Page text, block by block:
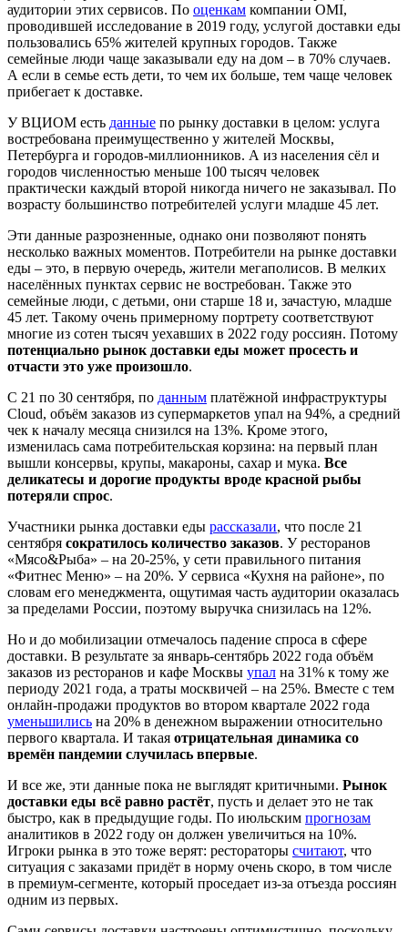
аудитории этих сервисов. По оценкам компании OMI,
проводившей исследование в 2019 году, услугой доставки еды
пользовались 65% жителей крупных городов. Также
семейные люди чаще заказывали еду на дом – в 70% случаев.
А если в семье есть дети, то чем их больше, тем чаще человек
прибегает к доставке.
У ВЦИОМ есть данные по рынку доставки в целом: услуга
востребована преимущественно у жителей Москвы,
Петербурга и городов-миллионников. А из населения сёл и
городов численностью меньше 100 тысяч человек
практически каждый второй никогда ничего не заказывал. По
возрасту большинство потребителей услуги младше 45 лет.
Эти данные разрозненные, однако они позволяют понять
несколько важных моментов. Потребители на рынке доставки
еды – это, в первую очередь, жители мегаполисов. В мелких
населённых пунктах сервис не востребован. Также это
семейные люди, с детьми, они старше 18 и, зачастую, младше
45 лет. Такому очень примерному портрету соответствуют
многие из сотен тысяч уехавших в 2022 году россиян. Потому
потенциально рынок доставки еды может просесть и
отчасти это уже произошло.
С 21 по 30 сентября, по данным платёжной инфраструктуры
Cloud, объём заказов из супермаркетов упал на 94%, а средний
чек к началу месяца снизился на 13%. Кроме этого,
изменилась сама потребительская корзина: на первый план
вышли консервы, крупы, макароны, сахар и мука. Все
деликатесы и дорогие продукты вроде красной рыбы
потеряли спрос.
Участники рынка доставки еды рассказали, что после 21
сентября сократилось количество заказов. У ресторанов
«Мясо&Рыба» – на 20-25%, у сети правильного питания
«Фитнес Меню» – на 20%. У сервиса «Кухня на районе», по
словам его менеджмента, ощутимая часть аудитории оказалась
за пределами России, поэтому выручка снизилась на 12%.
Но и до мобилизации отмечалось падение спроса в сфере
доставки. В результате за январь-сентябрь 2022 года объём
заказов из ресторанов и кафе Москвы упал на 31% к тому же
периоду 2021 года, а траты москвичей – на 25%. Вместе с тем
онлайн-продажи продуктов во втором квартале 2022 года
уменьшились на 20% в денежном выражении относительно
первого квартала. И такая отрицательная динамика со
времён пандемии случилась впервые.
И все же, эти данные пока не выглядят критичными. Рынок
доставки еды всё равно растёт, пусть и делает это не так
быстро, как в предыдущие годы. По июльским прогнозам
аналитиков в 2022 году он должен увеличиться на 10%.
Игроки рынка в это тоже верят: рестораторы считают, что
ситуация с заказами придёт в норму очень скоро, в том числе
в премиум-сегменте, который проседает из-за отъезда россиян
одним из первых.